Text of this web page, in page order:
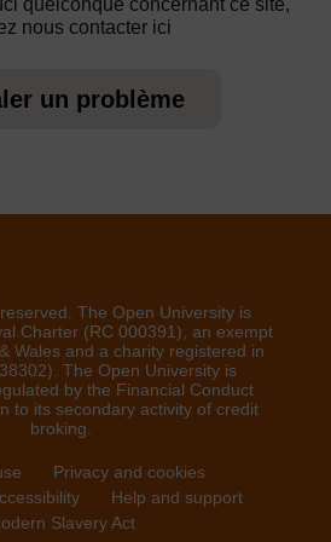
quelconque concernant ce site,
nous contacter ici
un problème
The Open University is
Charter (RC 000391), an exempt
Wales and a charity registered in
The Open University is
by the Financial Conduct
to its secondary activity of credit
broking.
Privacy and cookies
Help and support
Slavery Act